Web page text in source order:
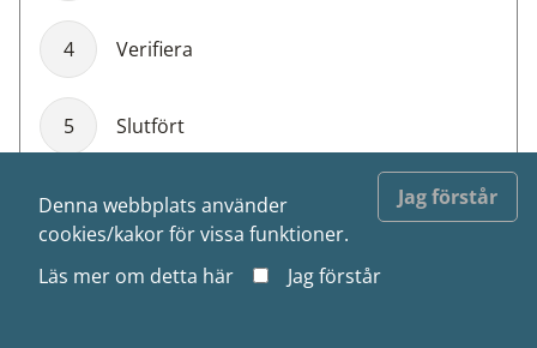
Jag förstår
Denna webbplats använder
cookies/kakor för vissa funktioner.
Läs mer om detta här Jag förstår
4 Verifiera
5 Slutfört